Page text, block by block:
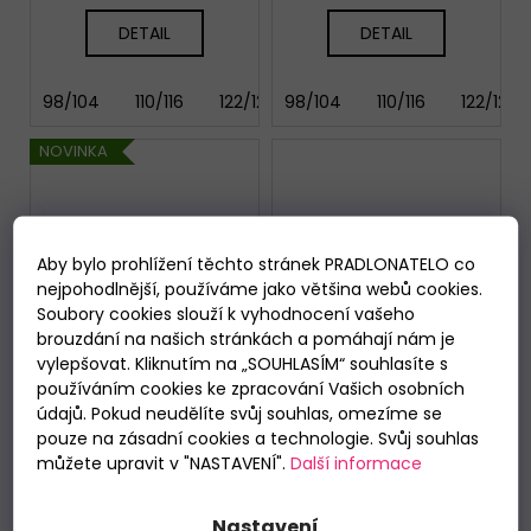
Aby bylo prohlížení těchto stránek PRADLONATELO co
nejpohodlnější, používáme jako většina webů cookies.
Soubory cookies slouží k vyhodnocení vašeho
brouzdání na našich stránkách a pomáhají nám je
vylepšovat. Kliknutím na „SOUHLASÍM“ souhlasíte s
používáním cookies ke zpracování Vašich osobních
údajů. Pokud neudělíte svůj souhlas, omezíme se
pouze na zásadní cookies a technologie. Svůj souhlas
můžete upravit v "NASTAVENÍ". Další informace
DETAIL
98/104 110/116 122/128 134/140 146/152
DETAIL
98/104 110/116 122/128
NOVINKA
Chlapecké dlouhé
Chlapecké krátké